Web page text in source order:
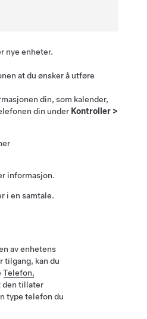
nye enheter.
at du ønsker å utføre
din, som kalender,
din under Kontroller >
informasjon.
i en samtale.
av enhetens
tilgang, kan du
Telefon,
den tillater
type telefon du